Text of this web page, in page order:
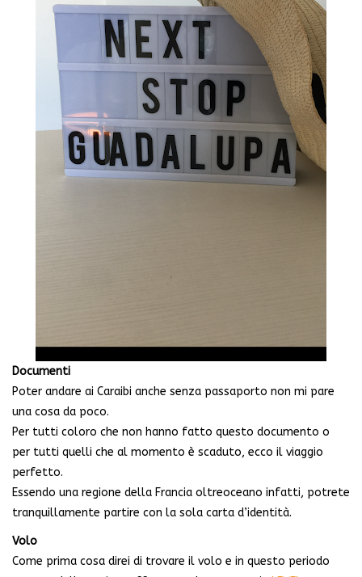
Documenti
Poter andare ai Caraibi anche senza passaporto non mi pare
una cosa da poco.
Per tutti coloro che non hanno fatto questo documento o
per tutti quelli che al momento è scaduto, ecco il viaggio
perfetto.
Essendo una regione della Francia oltreoceano infatti, potrete
tranquillamente partire con la sola carta d’identità.
Volo
Come prima cosa direi di trovare il volo e in questo periodo